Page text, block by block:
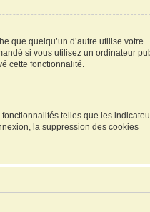
que quelqu’un d’autre utilise votre
si vous utilisez un ordinateur
cette fonctionnalité.
telles que les
la suppression des cookies